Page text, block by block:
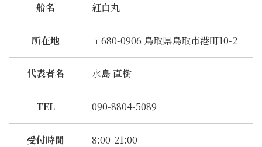
船名 紅白丸
所在地 〒680-0906 鳥取県鳥取市港町10-2
代表者名 水島 直樹
TEL 090-8804-5089
受付時間 8:00-21:00